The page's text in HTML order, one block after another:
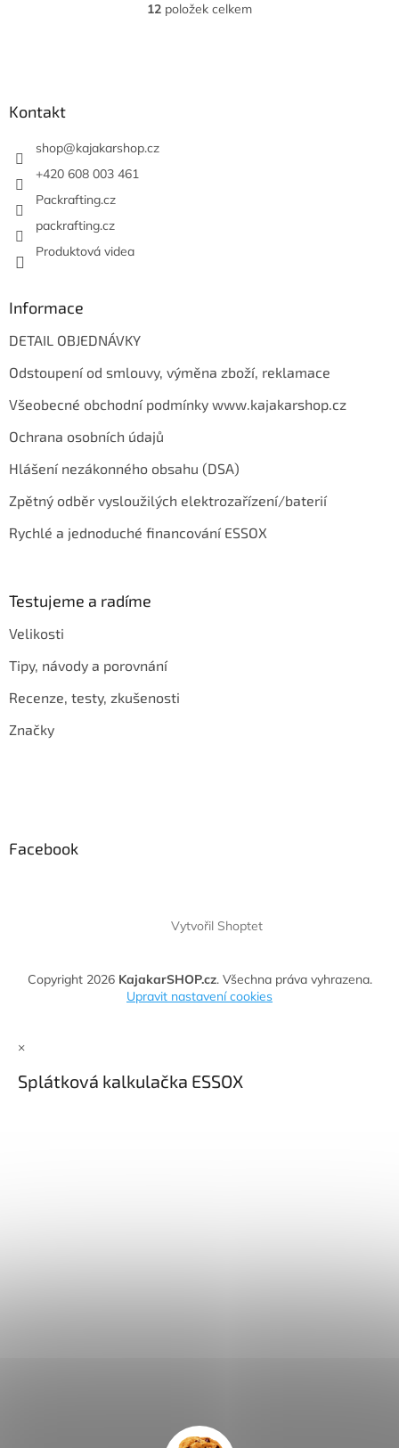
O
12 položek celkem
Kontakt
shop@kajakarshop.cz
+420 608 003 461
Packrafting.cz
packrafting.cz
Produktová videa
Informace
DETAIL OBJEDNÁVKY
Odstoupení od smlouvy, výměna zboží, reklamace
Všeobecné obchodní podmínky www.kajakarshop.cz
Ochrana osobních údajů
Hlášení nezákonného obsahu (DSA)
Zpětný odběr vysloužilých elektrozařízení/baterií
Rychlé a jednoduché financování ESSOX
Testujeme a radíme
Velikosti
Tipy, návody a porovnání
Recenze, testy, zkušenosti
Značky
Facebook
Vytvořil Shoptet
Copyright 2026 KajakarSHOP.cz. Všechna práva vyhrazena.
Upravit nastavení cookies
×
Splátková kalkulačka ESSOX